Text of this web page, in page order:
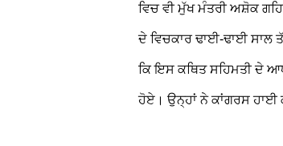
ਵਿਚ ਵੀ ਮੁੱਖ ਮੰਤਰੀ ਅਸ਼ੋਕ
ਦੇ ਵਿਚਕਾਰ ਢਾਈ-ਢਾਈ ਸਾਲ
ਕਿ ਇਸ ਕਥਿਤ ਸਹਿਮਤੀ ਦੇ
ਹੋਏ। ਉਨ੍ਹਾਂ ਨੇ ਕਾਂਗਰਸ ਹਾਈ